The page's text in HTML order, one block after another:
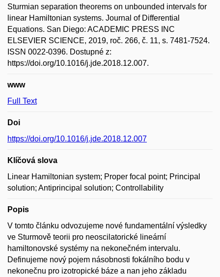
Sturmian separation theorems on unbounded intervals for
linear Hamiltonian systems. Journal of Differential
Equations. San Diego: ACADEMIC PRESS INC
ELSEVIER SCIENCE, 2019, roč. 266, č. 11, s. 7481-7524.
ISSN 0022-0396. Dostupné z:
https://doi.org/10.1016/j.jde.2018.12.007.
www
Full Text
Doi
https://doi.org/10.1016/j.jde.2018.12.007
Klíčová slova
Linear Hamiltonian system; Proper focal point; Principal
solution; Antiprincipal solution; Controllability
Popis
V tomto článku odvozujeme nové fundamentální výsledky
ve Sturmově teorii pro neoscilatorické lineární
hamiltonovské systémy na nekonečném intervalu.
Definujeme nový pojem násobnosti fokálního bodu v
nekonečnu pro izotropické báze a nan jeho základu